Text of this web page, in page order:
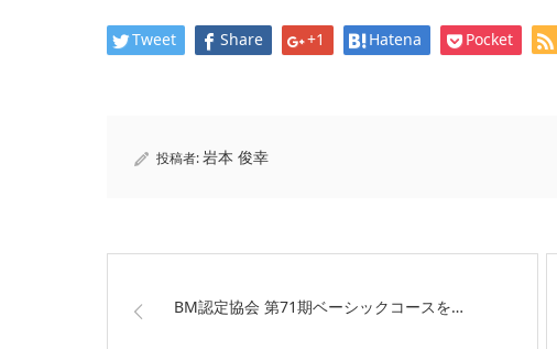
Tweet Share +1 Hatena Pocket
投稿者:岩本 俊幸
BM認定協会 第71期ベーシックコースを…